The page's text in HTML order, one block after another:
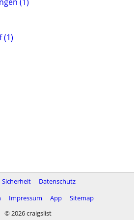
(1)
Sicherheit
Datenschutz
Impressum App
Sitemap
© 2026 craigslist